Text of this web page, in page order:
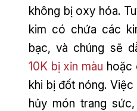
không bị oxy hóa.
kim có chứa các
bạc, và chúng sẽ
10K bị xỉn màu hoặc
khi bị đốt nóng.
hủy món trang